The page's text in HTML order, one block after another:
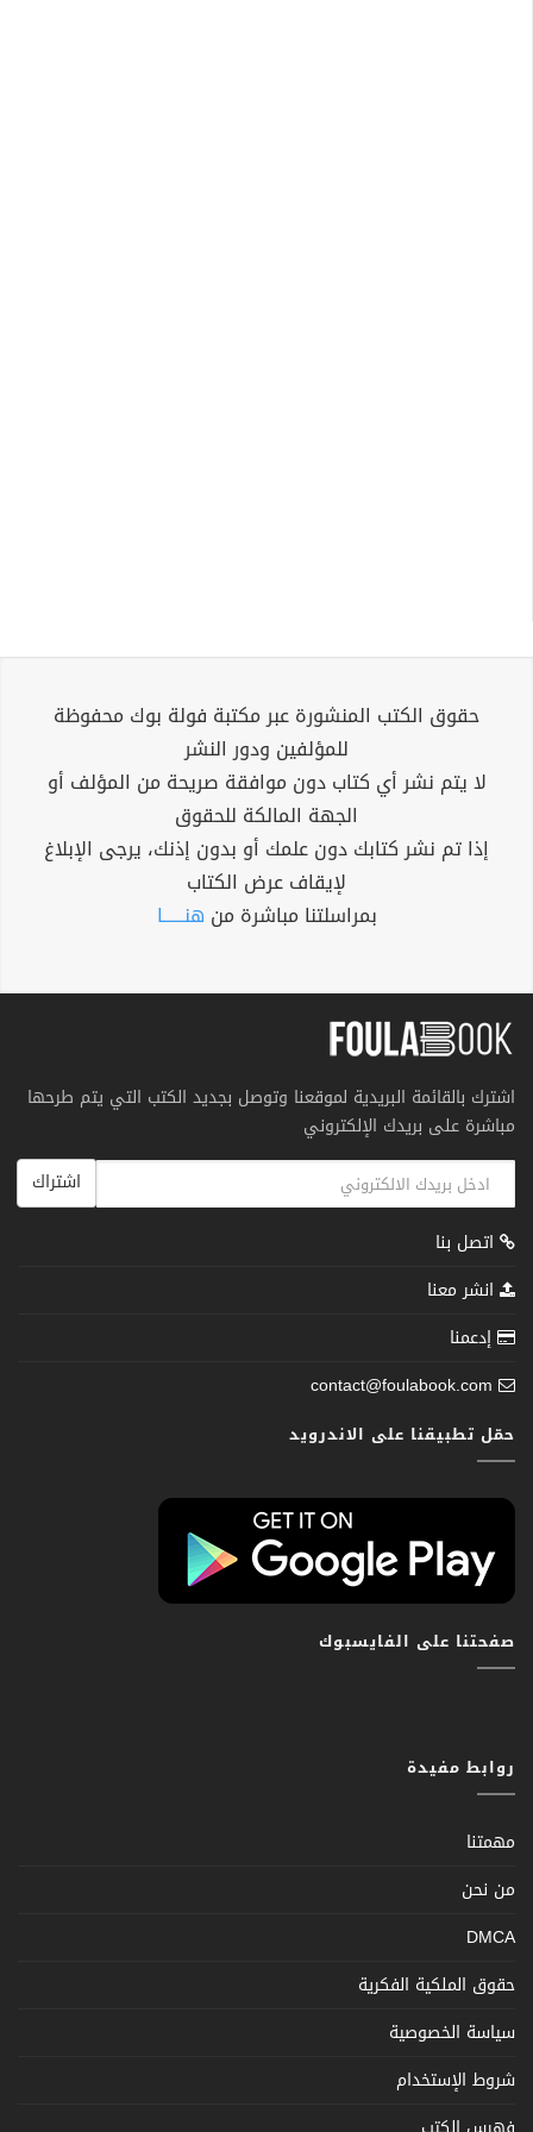
حقوق الكتب المنشورة عبر مكتبة فولة بوك محفوظة
للمؤلفين ودور النشر
لا يتم نشر أي كتاب دون موافقة صريحة من المؤلف أو
الجهة المالكة للحقوق
إذا تم نشر كتابك دون علمك أو بدون إذنك، يرجى الإبلاغ
لإيقاف عرض الكتاب
بمراسلتنا مباشرة من هنــــــا
اشترك بالقائمة البريدية لموقعنا وتوصل بجديد الكتب التي يتم طرحها
مباشرة على بريدك الإلكتروني
اشتراك
اتصل بنا
انشر معنا
إدعمنا
contact@foulabook.com
حمّل تطبيقنا على الاندرويد
صفحتنا على الفايسبوك
روابط مفيدة
مهمتنا
من نحن
DMCA
حقوق الملكية الفكرية
سياسة الخصوصية
شروط الإستخدام